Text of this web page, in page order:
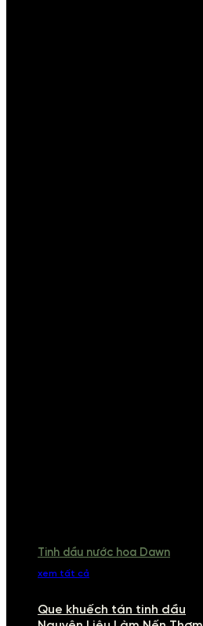
Tinh dầu nước hoa Dawn
xem tất cả
Que khuếch tán tinh dầu